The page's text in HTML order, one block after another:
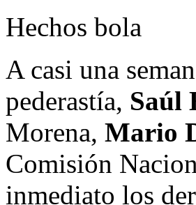
Hechos bola
A casi una
pederastía, Saúl
Morena, Mario
Comisión
inmediato los